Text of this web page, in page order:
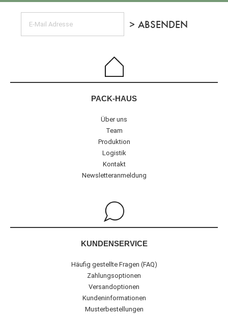
PACK-HAUS
Über uns
Team
Produktion
Logistik
Kontakt
Newsletteranmeldung
KUNDENSERVICE
Häufig gestellte Fragen (FAQ)
Zahlungsoptionen
Versandoptionen
Kundeninformationen
Musterbestellungen